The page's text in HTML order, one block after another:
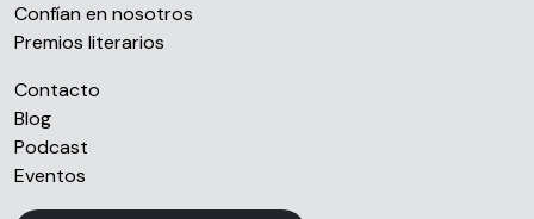
Confían en nosotros
Premios literarios
Contacto
Blog
Podcast
Eventos